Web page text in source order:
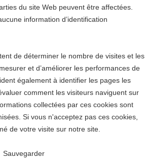
du site Web peuvent être affectées.
information d’identification
de déterminer le nombre de visites et les
et d’améliorer les performances de
également à identifier les pages les
comment les visiteurs naviguent sur
collectées par ces cookies sont
Si vous n'acceptez pas ces cookies,
de votre visite sur notre site.
Sauvegarder